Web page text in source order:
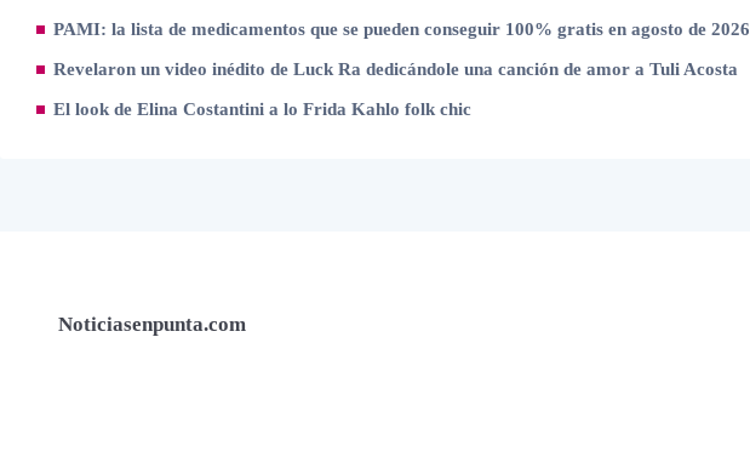
PAMI: la lista de medicamentos que se pueden conseguir 100% gratis en agosto de 2026
Revelaron un video inédito de Luck Ra dedicándole una canción de amor a Tuli Acosta
El look de Elina Costantini a lo Frida Kahlo folk chic
Noticiasenpunta.com